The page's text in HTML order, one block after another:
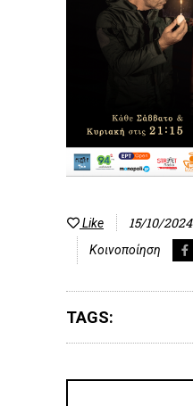
Like 15/10/2024
Κοινοποίηση
TAGS: